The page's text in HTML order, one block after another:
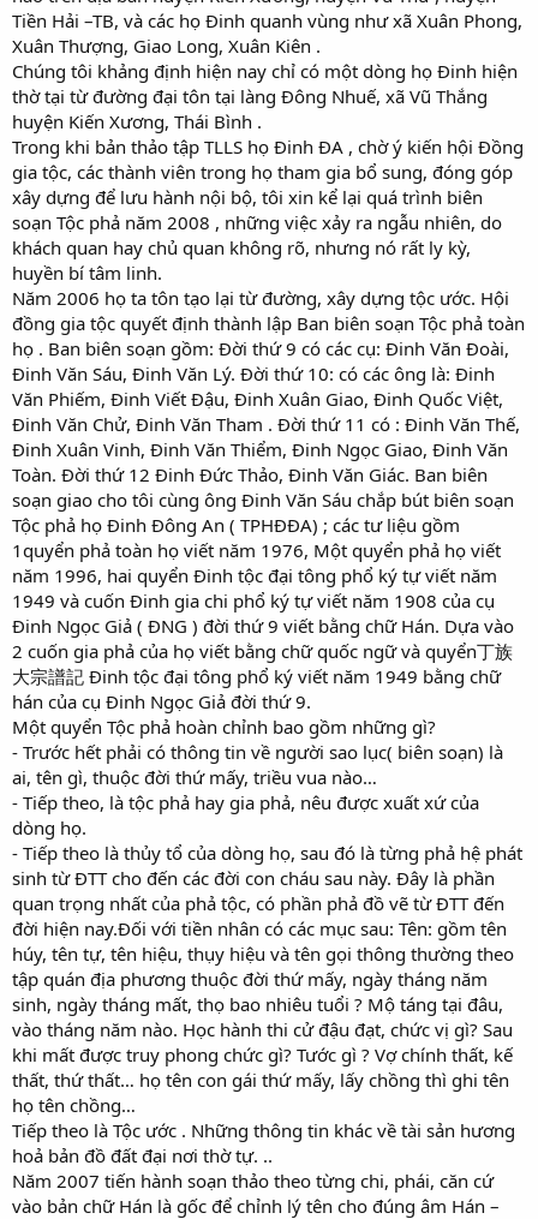
Tiền Hải –TB, và các họ Đinh quanh vùng như xã Xuân Phong,
Xuân Thượng, Giao Long, Xuân Kiên .
Chúng tôi khảng định hiện nay chỉ có một dòng họ Đinh hiện
thờ tại từ đường đại tôn tại làng Đông Nhuế, xã Vũ Thắng
huyện Kiến Xương, Thái Bình .
Trong khi bản thảo tập TLLS họ Đinh ĐA , chờ ý kiến hội Đồng
gia tộc, các thành viên trong họ tham gia bổ sung, đóng góp
xây dựng để lưu hành nội bộ, tôi xin kể lại quá trình biên
soạn Tộc phả năm 2008 , những việc xảy ra ngẫu nhiên, do
khách quan hay chủ quan không rõ, nhưng nó rất ly kỳ,
huyền bí tâm linh.
Năm 2006 họ ta tôn tạo lại từ đường, xây dựng tộc ước. Hội
đồng gia tộc quyết định thành lập Ban biên soạn Tộc phả toàn
họ . Ban biên soạn gồm: Đời thứ 9 có các cụ: Đinh Văn Đoài,
Đinh Văn Sáu, Đinh Văn Lý. Đời thứ 10: có các ông là: Đinh
Văn Phiếm, Đinh Viết Đậu, Đinh Xuân Giao, Đinh Quốc Việt,
Đinh Văn Chử, Đinh Văn Tham . Đời thứ 11 có : Đinh Văn Thế,
Đinh Xuân Vinh, Đinh Văn Thiểm, Đinh Ngọc Giao, Đinh Văn
Toàn. Đời thứ 12 Đinh Đức Thảo, Đinh Văn Giác. Ban biên
soạn giao cho tôi cùng ông Đinh Văn Sáu chắp bút biên soạn
Tộc phả họ Đinh Đông An ( TPHĐĐA) ; các tư liệu gồm
1quyển phả toàn họ viết năm 1976, Một quyển phả họ viết
năm 1996, hai quyển Đinh tộc đại tông phổ ký tự viết năm
1949 và cuốn Đinh gia chi phổ ký tự viết năm 1908 của cụ
Đinh Ngọc Giả ( ĐNG ) đời thứ 9 viết bằng chữ Hán. Dựa vào
2 cuốn gia phả của họ viết bằng chữ quốc ngữ và quyển丁族
大宗譜記 Đinh tộc đại tông phổ ký viết năm 1949 bằng chữ
hán của cụ Đinh Ngọc Giả đời thứ 9.
Một quyển Tộc phả hoàn chỉnh bao gồm những gì?
- Trước hết phải có thông tin về người sao lục( biên soạn) là
ai, tên gì, thuộc đời thứ mấy, triều vua nào…
- Tiếp theo, là tộc phả hay gia phả, nêu được xuất xứ của
dòng họ.
- Tiếp theo là thủy tổ của dòng họ, sau đó là từng phả hệ phát
sinh từ ĐTT cho đến các đời con cháu sau này. Đây là phần
quan trọng nhất của phả tộc, có phần phả đồ vẽ từ ĐTT đến
đời hiện nay.Đối với tiền nhân có các mục sau: Tên: gồm tên
húy, tên tự, tên hiệu, thụy hiệu và tên gọi thông thường theo
tập quán địa phương thuộc đời thứ mấy, ngày tháng năm
sinh, ngày tháng mất, thọ bao nhiêu tuổi ? Mộ táng tại đâu,
vào tháng năm nào. Học hành thi cử đậu đạt, chức vị gì? Sau
khi mất được truy phong chức gì? Tước gì ? Vợ chính thất, kế
thất, thứ thất… họ tên con gái thứ mấy, lấy chồng thì ghi tên
họ tên chồng…
Tiếp theo là Tộc ước . Những thông tin khác về tài sản hương
hoả bản đồ đất đại nơi thờ tự. ..
Năm 2007 tiến hành soạn thảo theo từng chi, phái, căn cứ
vào bản chữ Hán là gốc để chỉnh lý tên cho đúng âm Hán –